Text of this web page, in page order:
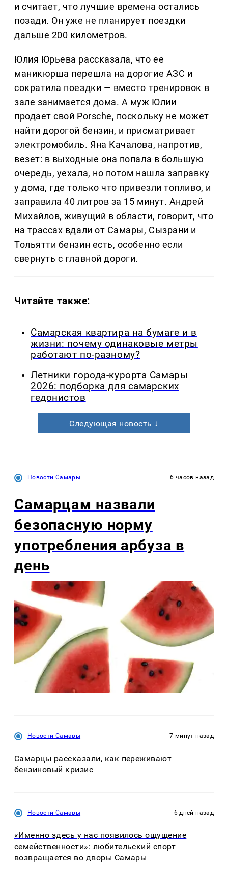
и считает, что лучшие времена остались
позади. Он уже не планирует поездки
дальше 200 километров.
Юлия Юрьева рассказала, что ее
маникюрша перешла на дорогие АЗС и
сократила поездки — вместо тренировок в
зале занимается дома. А муж Юлии
продает свой Porsche, поскольку не может
найти дорогой бензин, и присматривает
электромобиль. Яна Качалова, напротив,
везет: в выходные она попала в большую
очередь, уехала, но потом нашла заправку
у дома, где только что привезли топливо, и
заправила 40 литров за 15 минут. Андрей
Михайлов, живущий в области, говорит, что
на трассах вдали от Самары, Сызрани и
Тольятти бензин есть, особенно если
свернуть с главной дороги.
Читайте также:
Самарская квартира на бумаге и в
жизни: почему одинаковые метры
работают по-разному?
Летники города-курорта Самары
2026: подборка для самарских
гедонистов
Следующая новость ↓
Новости Самары 6 часов назад
Самарцам назвали
безопасную норму
употребления арбуза в
день
Новости Самары 7 минут назад
Самарцы рассказали, как переживают
бензиновый кризис
Новости Самары 6 дней назад
«Именно здесь у нас появилось ощущение
семейственности»: любительский спорт
возвращается во дворы Самары